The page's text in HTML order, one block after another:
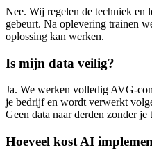
Nee. Wij regelen de techniek en
gebeurt. Na oplevering trainen
oplossing kan werken.
Is mijn data veilig?
Ja. We werken volledig AVG-
je bedrijf en wordt verwerkt
Geen data naar derden zonder je
Hoeveel kost AI